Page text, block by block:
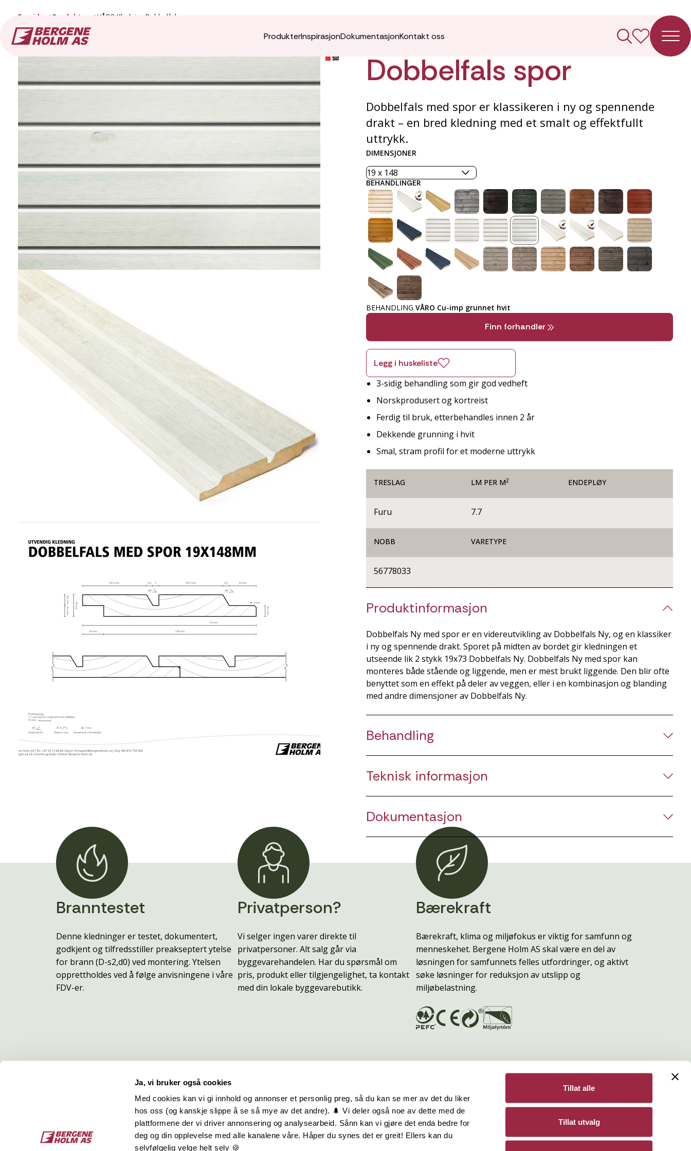
Ja, vi bruker også cookies
Med cookies kan vi gi innhold og annonser et personlig preg, så du kan se mer av det du liker
hos oss (og kanskje slippe å se så mye av det andre). 🌲 Vi deler også noe av dette med de
plattformene der vi driver annonsering og analysearbeid. Sånn kan vi gjøre det enda bedre for
deg og din opplevelse med alle kanalene våre. Håper du synes det er greit! Ellers kan du
selvfølgelig velge helt selv 🍪
Tillat alle
Tillat utvalg
ProdukterInspirasjonDokumentasjonKontakt oss
Forside Produkter VÅRO Kledning Dobbelfals spor
VÅRO Kledning
Dobbelfals spor
Dobbelfals med spor er klassikeren i ny og spennende
drakt – en bred kledning med et smalt og effektfullt
uttrykk.
DIMENSJONER
BEHANDLINGER
BEHANDLING VÅRO Cu-imp grunnet hvit
Finn forhandler
Legg i huskeliste
3-sidig behandling som gir god vedheft
Norskprodusert og kortreist
Ferdig til bruk, etterbehandles innen 2 år
Dekkende grunning i hvit
Smal, stram profil for et moderne uttrykk
TRESLAG LM PER M2 ENDEPLØY
Furu 7.7
NOBB VARETYPE
56778033
Produktinformasjon
Dobbelfals Ny med spor er en videreutvikling av Dobbelfals Ny, og en klassiker
i ny og spennende drakt. Sporet på midten av bordet gir kledningen et
utseende lik 2 stykk 19x73 Dobbelfals Ny. Dobbelfals Ny med spor kan
monteres både stående og liggende, men er mest brukt liggende. Den blir ofte
benyttet som en effekt på deler av veggen, eller i en kombinasjon og blanding
med andre dimensjoner av Dobbelfals Ny.
Behandling
Teknisk informasjon
Dokumentasjon
Branntestet
Denne kledninger er testet, dokumentert,
godkjent og tilfredsstiller preakseptert ytelse
for brann (D-s2,d0) ved montering. Ytelsen
opprettholdes ved å følge anvisningene i våre
FDV-er.
Privatperson?
Vi selger ingen varer direkte til
privatpersoner. Alt salg går via
byggevarehandelen. Har du spørsmål om
pris, produkt eller tilgjengelighet, ta kontakt
med din lokale byggevarebutikk.
Bærekraft
Bærekraft, klima og miljøfokus er viktig for samfunn og
menneskehet. Bergene Holm AS skal være en del av
løsningen for samfunnets felles utfordringer, og aktivt
søke løsninger for reduksjon av utslipp og
miljøbelastning.
Bergene Holm AS
Om oss
Jobbe hos oss
Hurtiglenker Bergene Holm